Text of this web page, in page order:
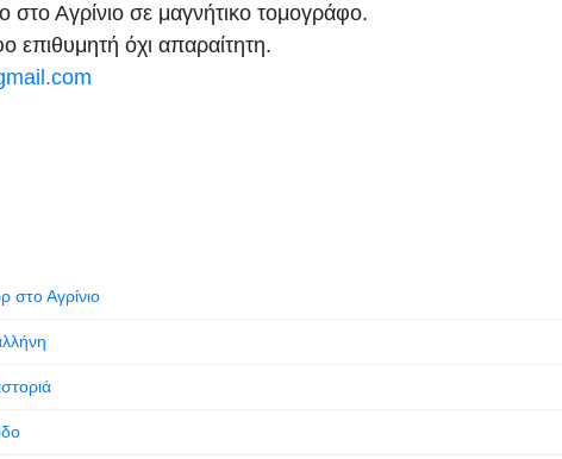
στο Αγρίνιο σε μαγνήτικο τομογράφο.
επιθυμητή όχι απαραίτητη.
στο Αγρίνιο